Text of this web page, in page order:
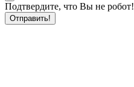
Подтвердите, что Вы не робот!